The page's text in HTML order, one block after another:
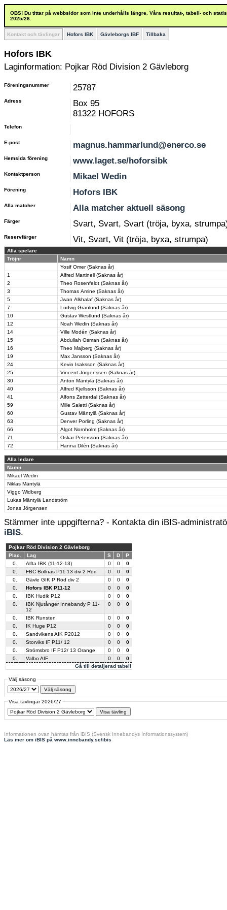
OBS! Du tittar på webbsidor som inte underhålls längre. Våra resultat-, tabell- och
2025/26.
Kontakt och tävlingar Hofors IBK Gävleborgs IBF Tillbaka
Hofors IBK
Laginformation: Pojkar Röd Division 2 Gävleborg
Föreningsnummer 25787
Adress
Box 95
81322 HOFORS
Telefon
E-post magnus.hammarlund@enerco.se
Hemsida förening www.laget.se/hoforsibk
Kontaktperson Mikael Wedin
Förening Hofors IBK
Alla matcher Alla matcher aktuell säsong
Färger Svart, Svart, Svart (tröja, byxa,
Reservfärger Vit, Svart, Vit (tröja, byxa, strumpa)
Alla spelare
Tröjnr
Namn
Yosif Omer (Saknas år)
1
Alfred Martinell (Saknas år)
2
Theo Rosenfeldt (Saknas år)
3
Thomas Amine (Saknas år)
5
Jwan Alkhalaf (Saknas år)
7
Ludvig Granlund (Saknas år)
10
Gustav Westlund (Saknas år)
12
Noah Wedin (Saknas år)
14
Ville Modén (Saknas år)
15
Abdullah Osman (Saknas år)
16
Theo Majberg (Saknas år)
19
Max Jansson (Saknas år)
24
Kevin Isaksson (Saknas år)
25
Vincent Jörgenssen (Saknas år)
30
Anton Mäntylä (Saknas år)
40
Alfred Kjellsson (Saknas år)
41
Alfons Zetterdal (Saknas år)
59
Mille Saletti (Saknas år)
60
Gustav Mäntylä (Saknas år)
63
Denver Porling (Saknas år)
66
Algot Nornholm (Saknas år)
71
Oskar Petersson (Saknas år)
72
Hanna Dilén (Saknas år)
Alla ledare
Namn
Mikael Wedin
Niklas Mäntylä
Viggo Widberg
Lukas Mäntylä Landström
Jonas Jörgensen
Stämmer inte uppgifterna? - Kontakta din iBIS-
iBIS.
Pojkar Röd Division 2 Gävleborg
Plac.
Lag S D P
Gå till detaljerad tabell
0. Alfta IBK (11-12-13) 0 0
0
0.
FBC Bollnäs P11-13 div 2 Röd 0 0
0
0.
Gävle GIK P Röd div 2 0 0
0
0.
Hofors IBK P11-12 0 0
0
0.
IBK Hudik P12 0 0
0
0.
IBK Njutånger Innebandy P 11-
12
0 0 0
0. IBK Runsten 0 0
0
0.
IK Huge P12 0 0
0
0.
Sandvikens AIK P2012 0 0
0
0.
Storviks IF P11/ 12 0 0
0
0.
Strömsbro IF P12/ 13 Orange 0 0
0
0.
Valbo AIF 0 0 0
Välj säsong
Visa tävlingar 2026/27
Informationen ovan hämtas från iBIS (Svensk Innebandys Informationssystem)
Läs mer om iBIS på www.innebandy.se/ibis